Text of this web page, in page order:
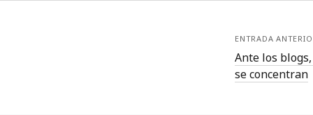
ENTRADA
Ante los
se concentran